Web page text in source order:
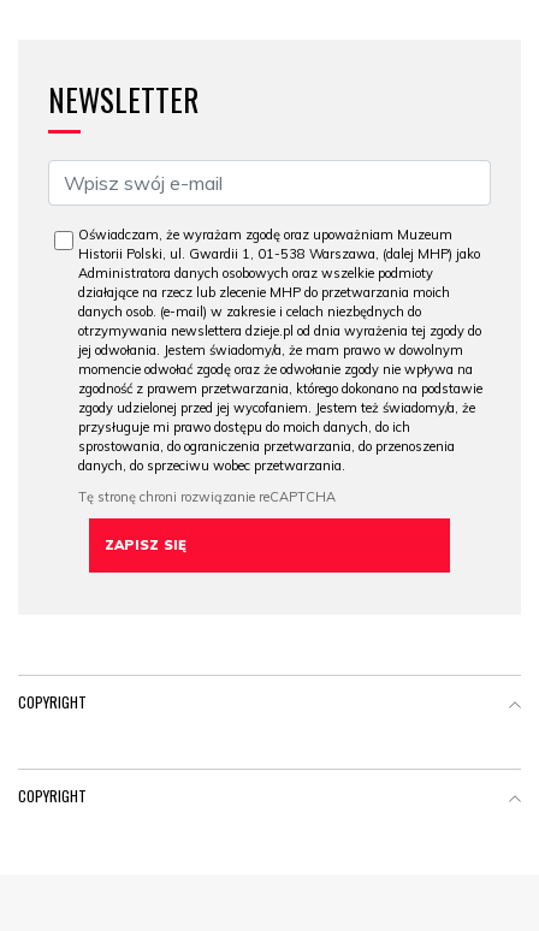
NEWSLETTER
Oświadczam, że wyrażam zgodę oraz upoważniam Muzeum
Historii Polski, ul. Gwardii 1, 01-538 Warszawa, (dalej MHP) jako
Administratora danych osobowych oraz wszelkie podmioty
działające na rzecz lub zlecenie MHP do przetwarzania moich
danych osob. (e-mail) w zakresie i celach niezbędnych do
otrzymywania newslettera dzieje.pl od dnia wyrażenia tej zgody do
jej odwołania. Jestem świadomy/a, że mam prawo w dowolnym
momencie odwołać zgodę oraz że odwołanie zgody nie wpływa na
zgodność z prawem przetwarzania, którego dokonano na podstawie
zgody udzielonej przed jej wycofaniem. Jestem też świadomy/a, że
przysługuje mi prawo dostępu do moich danych, do ich
sprostowania, do ograniczenia przetwarzania, do przenoszenia
danych, do sprzeciwu wobec przetwarzania.
COPYRIGHT
COPYRIGHT